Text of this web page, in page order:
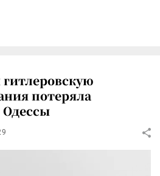
потеряла
Одессы